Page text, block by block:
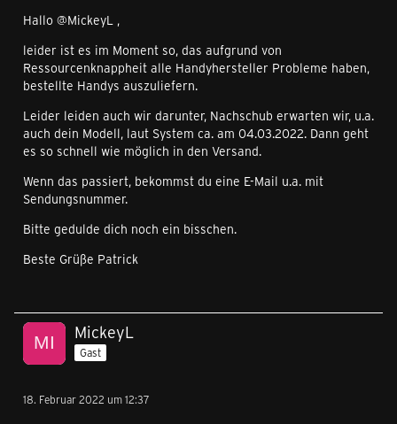
Hallo @MickeyL ,
leider ist es im Moment so, das aufgrund von
Ressourcenknappheit alle Handyhersteller Probleme haben,
bestellte Handys auszuliefern.
Leider leiden auch wir darunter, Nachschub erwarten wir, u.a.
auch dein Modell, laut System ca. am 04.03.2022. Dann geht
es so schnell wie möglich in den Versand.
Wenn das passiert, bekommst du eine E-Mail u.a. mit
Sendungsnummer.
Bitte gedulde dich noch ein bisschen.
Beste Grüße Patrick
MickeyL
Gast
18. Februar 2022 um 12:37